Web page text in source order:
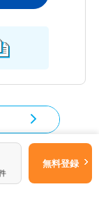
無料登録